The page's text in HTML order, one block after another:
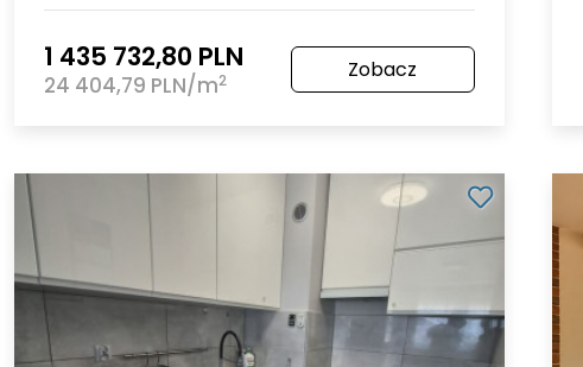
1 435 732,80 PLN
24 404,79 PLN/m2 Zobacz